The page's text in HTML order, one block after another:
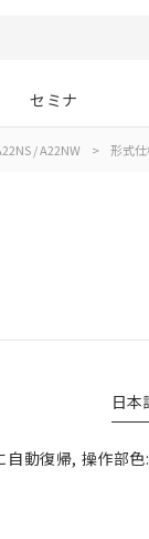
セミナ
/ A22NW > 形式
日本
動復帰, 操作部